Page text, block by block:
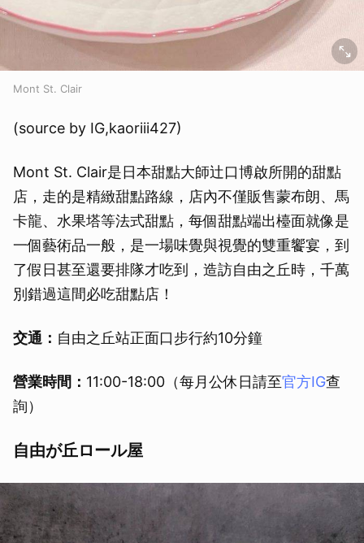
Mont St. Clair
(source by IG,kaoriii427)
Mont St. Clair是日本甜點大師辻口博啟所開的甜點
店，走的是精緻甜點路線，店內不僅販售蒙布朗、馬
卡龍、水果塔等法式甜點，每個甜點端出檯面就像是
一個藝術品一般，是一場味覺與視覺的雙重饗宴，到
了假日甚至還要排隊才吃到，造訪自由之丘時，千萬
別錯過這間必吃甜點店！
交通： 自由之丘站正面口步行約10分鐘
營業時間： 11:00-18:00（每月公休日請至官方IG查
詢）
自由が丘ロール屋